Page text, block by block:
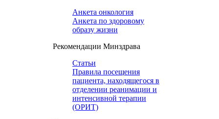
Анкета онкология
Анкета по здоровому
образу жизни
Рекомендации Минздрава
Статьи
Правила посещения
пациента, находящегося в
отделении реанимации и
интенсивной терапии
(ОРИТ)